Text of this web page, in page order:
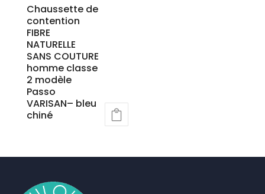
Chaussette de
contention
FIBRE
NATURELLE
SANS COUTURE
homme classe
2 modèle
Passo
VARISAN– bleu
chiné